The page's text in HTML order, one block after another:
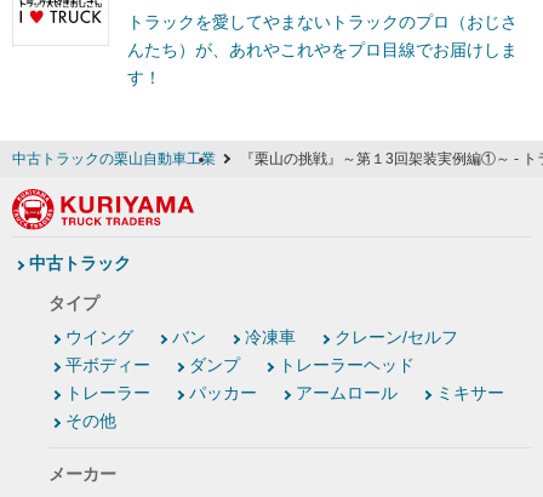
トラックを愛してやまないトラックのプロ（おじさ
んたち）が、あれやこれやをプロ目線でお届けしま
す！
中古トラックの栗山自動車工業 『栗山の挑戦』～第１3回架装実例編①～ -
中古トラック
タイプ
ウイング
バン 冷凍車
クレーン/セルフ
平ボディー
ダンプ
トレーラーヘッド
トレーラー
パッカー アームロール
ミキサー
その他
メーカー